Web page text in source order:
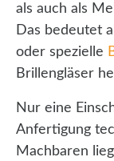
als auch als
Das bedeutet
oder spezielle
Brillengläser
Nur eine
Anfertigung
Machbaren